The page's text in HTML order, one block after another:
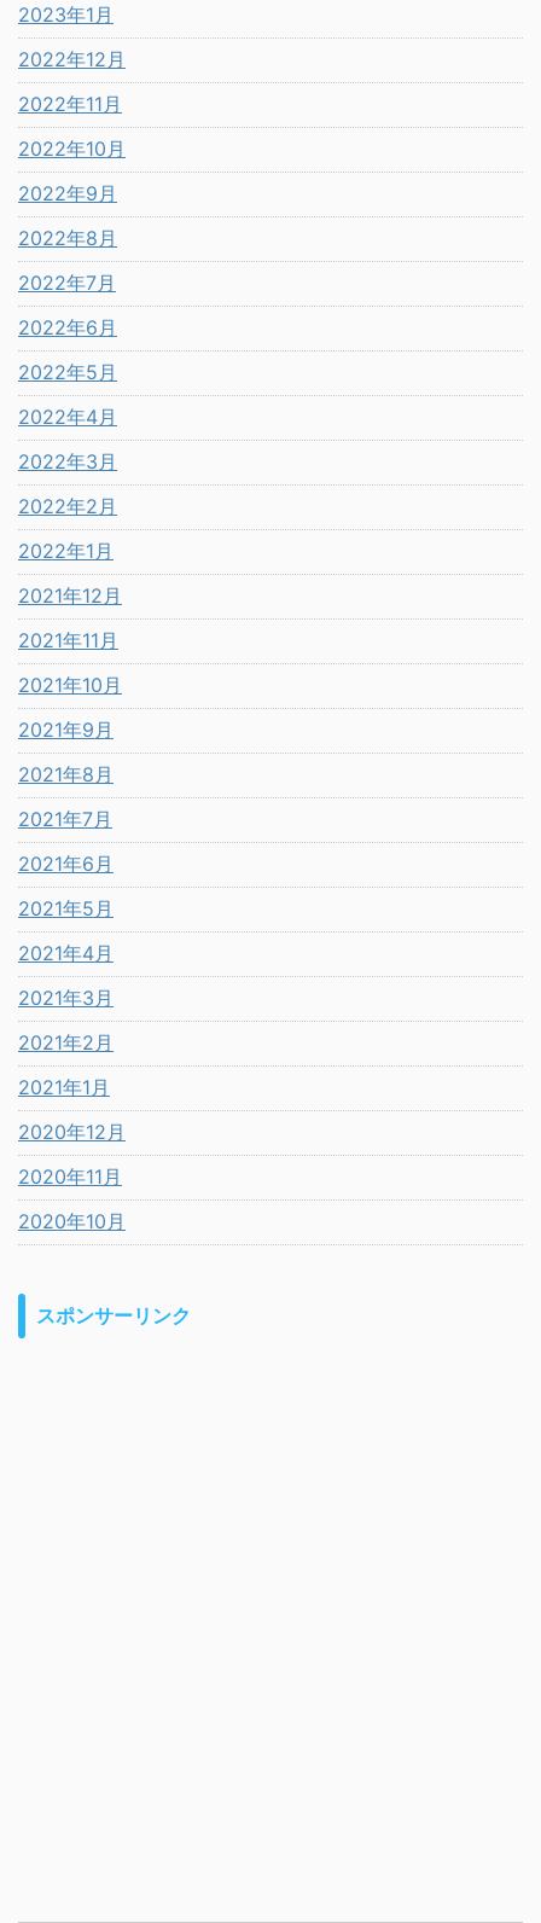
2023年1月
2022年12月
2022年11月
2022年10月
2022年9月
2022年8月
2022年7月
2022年6月
2022年5月
2022年4月
2022年3月
2022年2月
2022年1月
2021年12月
2021年11月
2021年10月
2021年9月
2021年8月
2021年7月
2021年6月
2021年5月
2021年4月
2021年3月
2021年2月
2021年1月
2020年12月
2020年11月
2020年10月
スポンサーリンク